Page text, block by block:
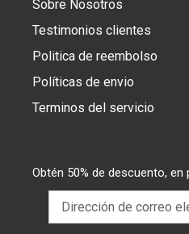
Sobre Nosotros
Testimonios clientes
Politica de reembolso
Políticas de envio
Terminos del servicio
Obtén 50% de descuento,